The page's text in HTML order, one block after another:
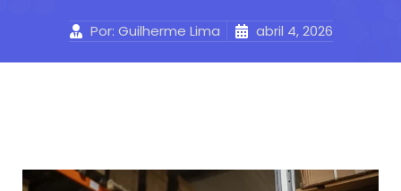
Por: Guilherme Lima abril 4, 2026